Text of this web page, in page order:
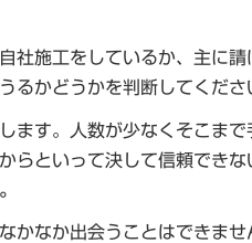
社施工をしているか、主に
るかどうかを判断してくださ
す。人数が少なくそこま
らといって決して信頼でき
かなか出会うことはできま